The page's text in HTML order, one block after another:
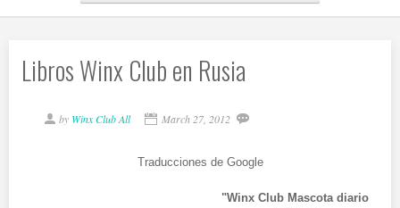
Libros Winx Club en Rusia
by Winx Club All March 27, 2012
Traducciones de Google
"Winx Club Mascota diario